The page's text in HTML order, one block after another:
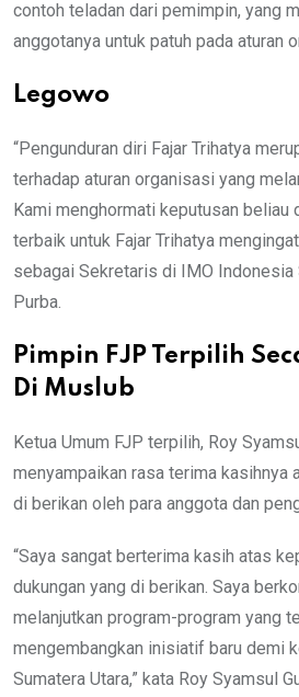
contoh teladan dari pemimpin, yang
anggotanya untuk patuh pada aturan
Legowo
“Pengunduran diri Fajar Trihatya
terhadap aturan organisasi yang
Kami menghormati keputusan beliau
terbaik untuk Fajar Trihatya
sebagai Sekretaris di IMO Indonesia
Purba.
Pimpin FJP Terpilih
Di Muslub
Ketua Umum FJP terpilih, Roy
menyampaikan rasa terima kasihnya
di berikan oleh para anggota dan
“Saya sangat berterima kasih atas
dukungan yang di berikan. Saya
melanjutkan program-program yang
mengembangkan inisiatif baru demi
Sumatera Utara,” kata Roy Syamsul